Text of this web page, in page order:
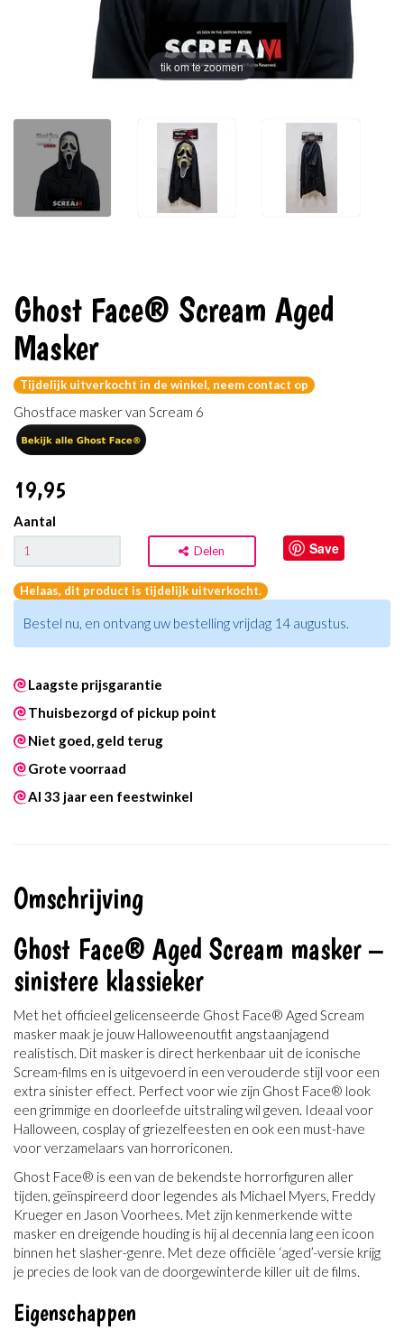
tik om te zoomen
Ghost Face® Scream Aged
Masker
Tijdelijk uitverkocht in de winkel, neem contact op
Ghostface masker van Scream 6
19,95
Aantal
Delen Save
Helaas, dit product is tijdelijk uitverkocht.
Bestel nu, en ontvang uw bestelling vrijdag 14 augustus.
Laagste prijsgarantie
Thuisbezorgd of pickup point
Niet goed, geld terug
Grote voorraad
Al 33 jaar een feestwinkel
Omschrijving
Ghost Face® Aged Scream masker –
sinistere klassieker
Met het officieel gelicenseerde Ghost Face® Aged Scream
masker maak je jouw Halloweenoutfit angstaanjagend
realistisch. Dit masker is direct herkenbaar uit de iconische
Scream-films en is uitgevoerd in een verouderde stijl voor een
extra sinister effect. Perfect voor wie zijn Ghost Face® look
een grimmige en doorleefde uitstraling wil geven. Ideaal voor
Halloween, cosplay of griezelfeesten en ook een must-have
voor verzamelaars van horroriconen.
Ghost Face® is een van de bekendste horrorfiguren aller
tijden, geïnspireerd door legendes als Michael Myers, Freddy
Krueger en Jason Voorhees. Met zijn kenmerkende witte
masker en dreigende houding is hij al decennia lang een icoon
binnen het slasher-genre. Met deze officiële ‘aged’-versie krijg
je precies de look van de doorgewinterde killer uit de films.
Eigenschappen